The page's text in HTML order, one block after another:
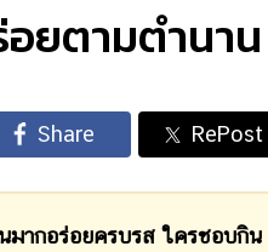
ยตามตำนาน
มากอร่อยครบรส ใครชอบกิน